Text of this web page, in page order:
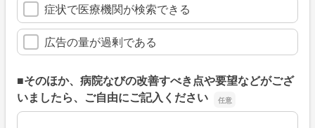
症状で医療機関が検索できる
広告の量が過剰である
■そのほか、病院なびの改善すべき点や要望などがござ
いましたら、ご自由にご記入ください
■そのほか、病院なびの改善すべき点や要望などがござい